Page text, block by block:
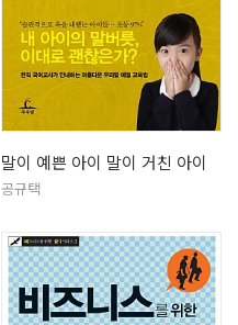
말이 예쁜 아이 말이 거친 아이
공규택